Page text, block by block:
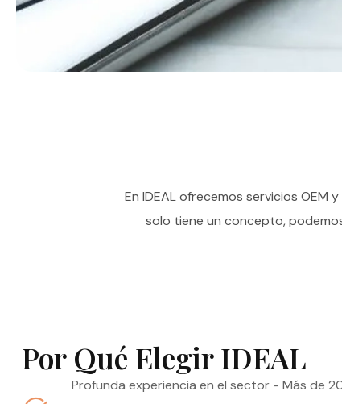
En IDEAL ofrecemos servicios
solo tiene un concepto,
Por Qué Elegir IDEAL
Profunda experiencia en el sector - Más de